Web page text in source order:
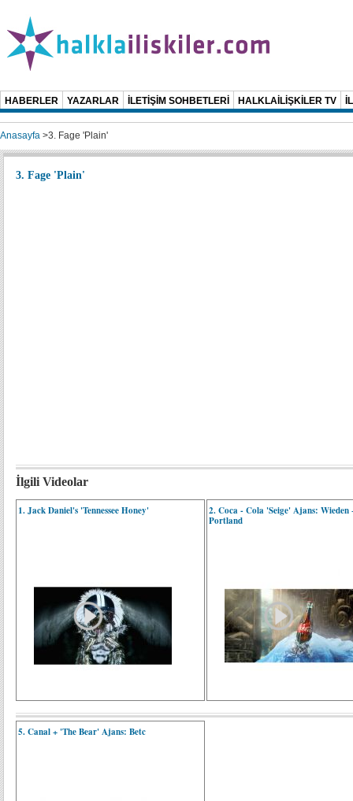
HABERLER YAZARLAR İLETİŞİM SOHBETLERİ HALKLAİLİŞKİLER TV
Anasayfa >3. Fage 'Plain'
3. Fage 'Plain'
İlgili Videolar
1. Jack Daniel's 'Tennessee Honey'
2. Coca - Cola 'Seige' Ajans: Wieden
Portland
5. Canal + 'The Bear' Ajans: Betc